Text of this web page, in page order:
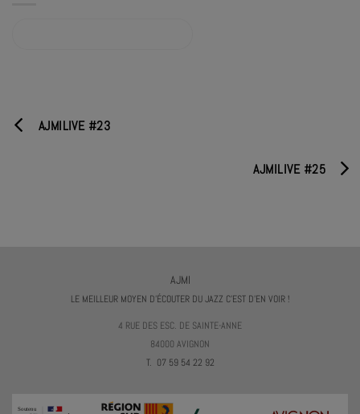
AJMILIVE #23
AJMILIVE #25
AJMI
LE MEILLEUR MOYEN D'ÉCOUTER DU JAZZ C'EST D'EN VOIR !
4 RUE DES ESC. DE SAINTE-ANNE
84000 AVIGNON
T. 07 59 54 22 92